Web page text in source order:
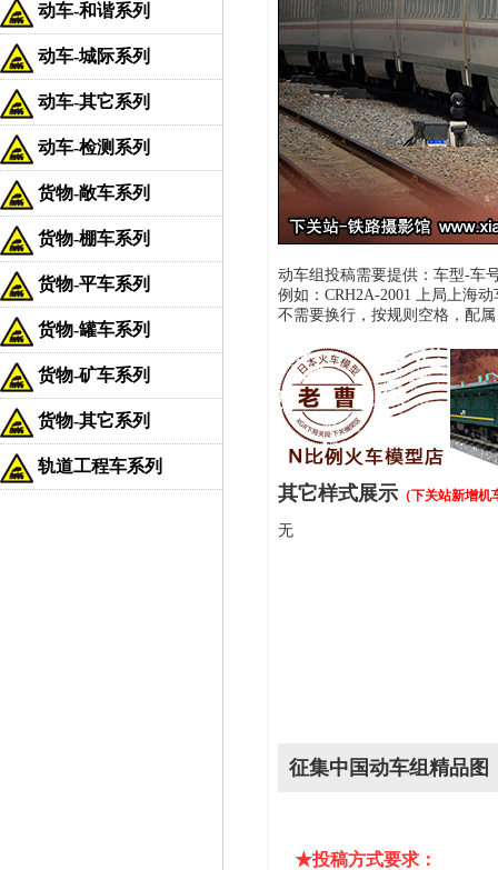
动车-和谐系列
动车-城际系列
动车-其它系列
动车-检测系列
货物-敞车系列
货物-棚车系列
货物-平车系列
货物-罐车系列
货物-矿车系列
货物-其它系列
轨道工程车系列
动车组投稿需要提供：车型-车
例如：CRH2A-2001 上局上海
不需要换行，按规则空格，配
其它样式展示 （下关站新增
无
征集中国动车组精品图
★投稿方式要求：